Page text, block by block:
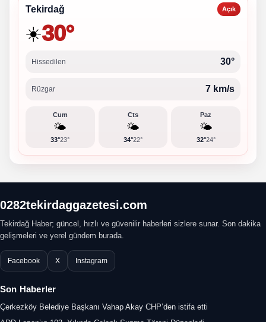
Tekirdağ Açık
☀️30°
Hissedilen 30°
Rüzgar 7 km/s
Cum
🌤️
33°23°
Cts
🌤️
34°22°
Paz
🌤️
32°24°
0282tekirdaggazetesi.com
Tekirdağ Haber; güncel, hızlı ve güvenilir haberleri sizlere sunar. Son dakika
gelişmeleri ve yerel gündem burada.
Facebook X Instagram
Son Haberler
Çerkezköy Belediye Başkanı Vahap Akay CHP’den istifa etti